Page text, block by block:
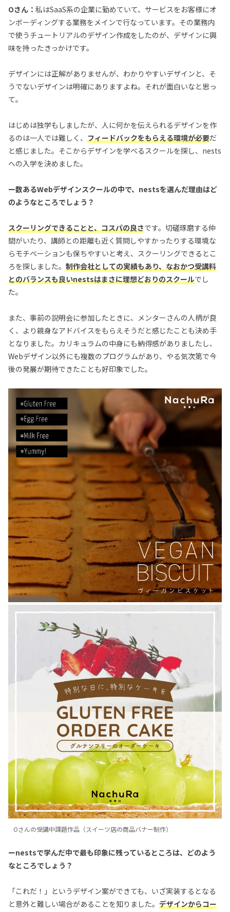
Oさん： 私はSaaS系の企業に勤めていて、サービスをお客様にオ
ンボーディングする業務をメインで行なっています。その業務内
で使うチュートリアルのデザイン作成をしたのが、デザインに興
味を持ったきっかけです。
デザインには正解がありませんが、わかりやすいデザインと、そ
うでないデザインは明確にありますよね。それが面白いなと思っ
て。
はじめは独学もしましたが、人に何かを伝えられるデザインを作
るのは一人では難しく、 フィードバックをもらえる環境が必要だ
と感じました。そこからデザインを学べるスクールを探し、nests
への入学を決めました。
ー数あるWebデザインスクールの中で、nestsを選んだ理由はど
のようなところでしょう？
スクーリングできることと、コスパの良さです。切磋琢磨する仲
間がいたり、講師との距離も近く質問しやすかったりする環境な
らモチベーションも保ちやすいと考え、スクーリングできるとこ
ろを探しました。 制作会社としての実績もあり、なおかつ受講料
とのバランスも良いnestsはまさに理想どおりのスクールでし
た。
また、事前の説明会に参加したときに、メンターさんの人柄が良
く、より親身なアドバイスをもらえそうだと感じたことも決め手
となりました。カリキュラムの中身にも納得感がありましたし、
Webデザイン以外にも複数のプログラムがあり、やる気次第で今
後の発展が期待できたことも好印象でした。
Oさんの受講中課題作品（スイーツ店の商品バナー制作）
ーnestsで学んだ中で最も印象に残っているところは、どのよう
なところでしょう？
「これだ！」というデザイン案ができても、いざ実装するとなる
と意外と難しい場合があることを知りました。 デザインからコー